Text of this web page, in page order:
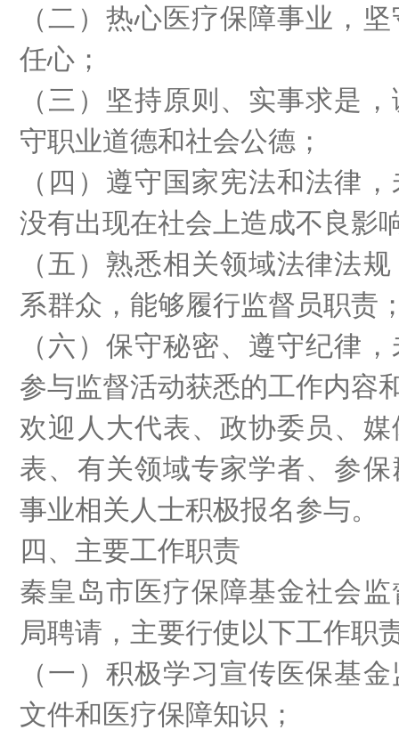
（二）热心医疗保障事业，
任心；
（三）坚持原则、实事求是
守职业道德和社会公德；
（四）遵守国家宪法和法律
没有出现在社会上造成不良影
（五）熟悉相关领域法律法
系群众，能够履行监督员职责
（六）保守秘密、遵守纪律
参与监督活动获悉的工作内容
欢迎人大代表、政协委员、媒
表、有关领域专家学者、参
事业相关人士积极报名参与。
四、主要工作职责
秦皇岛市医疗保障基金社会监
局聘请，主要行使以下工作职
（一）积极学习宣传医保基
文件和医疗保障知识 ；